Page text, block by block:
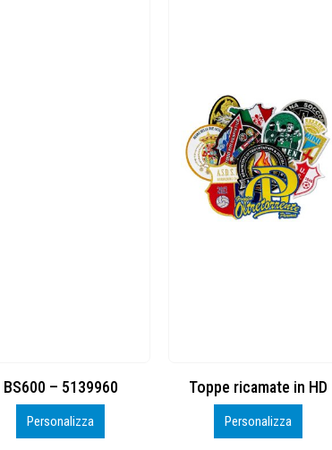
Toppe ricamate in HD
Personalizza
KIT CAMP 100
Personalizza